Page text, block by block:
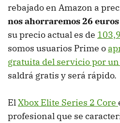
rebajado en Amazon a
nos ahorraremos 26
su precio actual es de
somos usuarios Prime o
gratuita del servicio por un
saldrá gratis y será rápido.
ElXbox Elite Series 2 Core
profesional que se